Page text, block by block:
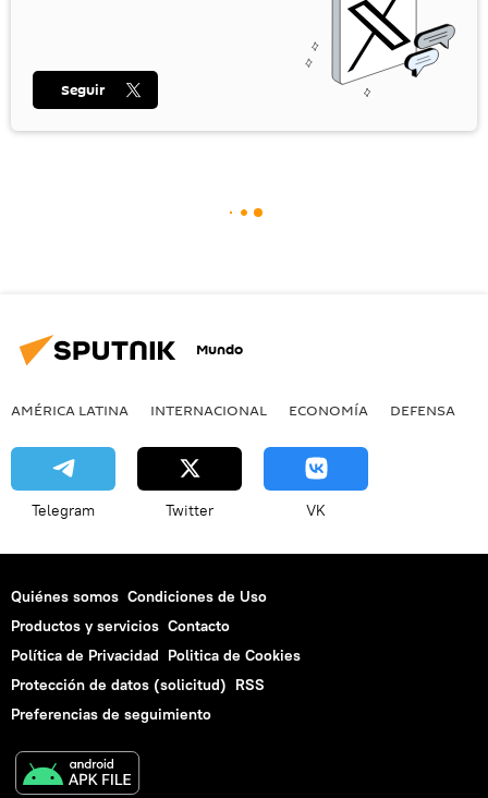
Seguir
Mundo
AMÉRICA LATINA INTERNACIONAL ECONOMÍA DEFENSA
Telegram Twitter VK
Quiénes somos Condiciones de Uso
Productos y servicios Contacto
Política de Privacidad Politica de Cookies
Protección de datos (solicitud) RSS
Preferencias de seguimiento